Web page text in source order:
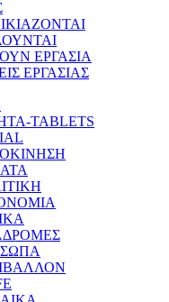
ΕΡΓΑΣΙΑ
ΕΡΓΑΣΙΑΣ
TABLETS